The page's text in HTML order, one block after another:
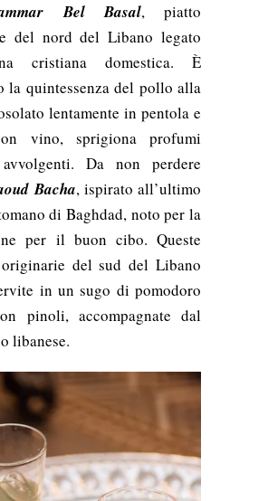
Bel Basal, piatto
del nord del Libano legato
cristiana domestica. È
la quintessenza del pollo alla
lentamente in pentola e
vino, sprigiona profumi
Da non perdere
Bacha, ispirato all’ultimo
di Baghdad, noto per la
per il buon cibo. Queste
del sud del Libano
in un sugo di pomodoro
pinoli, accompagnate dal
libanese.